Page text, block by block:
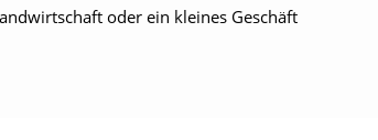
oder ein kleines Geschäft